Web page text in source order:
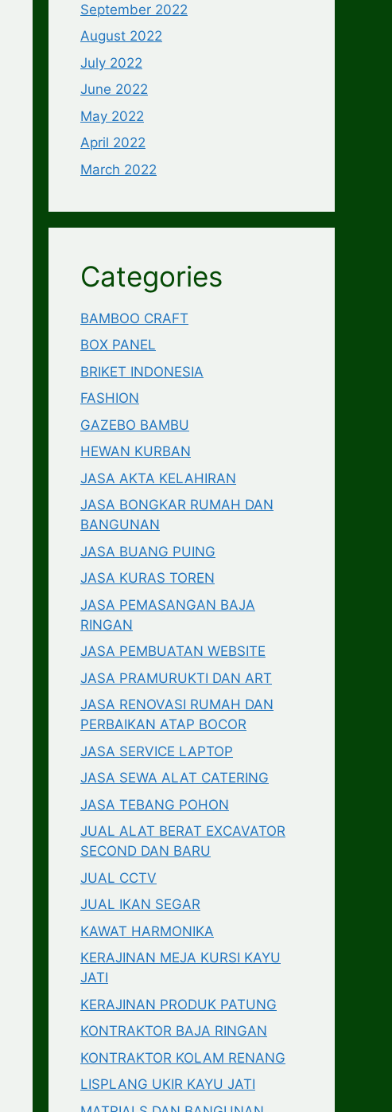
September 2022
August 2022
July 2022
June 2022
May 2022
April 2022
March 2022
Categories
BAMBOO CRAFT
BOX PANEL
BRIKET INDONESIA
FASHION
GAZEBO BAMBU
HEWAN KURBAN
JASA AKTA KELAHIRAN
JASA BONGKAR RUMAH DAN
BANGUNAN
JASA BUANG PUING
JASA KURAS TOREN
JASA PEMASANGAN BAJA
RINGAN
JASA PEMBUATAN WEBSITE
JASA PRAMURUKTI DAN ART
JASA RENOVASI RUMAH DAN
PERBAIKAN ATAP BOCOR
JASA SERVICE LAPTOP
JASA SEWA ALAT CATERING
JASA TEBANG POHON
JUAL ALAT BERAT EXCAVATOR
SECOND DAN BARU
JUAL CCTV
JUAL IKAN SEGAR
KAWAT HARMONIKA
KERAJINAN MEJA KURSI KAYU
JATI
KERAJINAN PRODUK PATUNG
KONTRAKTOR BAJA RINGAN
KONTRAKTOR KOLAM RENANG
LISPLANG UKIR KAYU JATI